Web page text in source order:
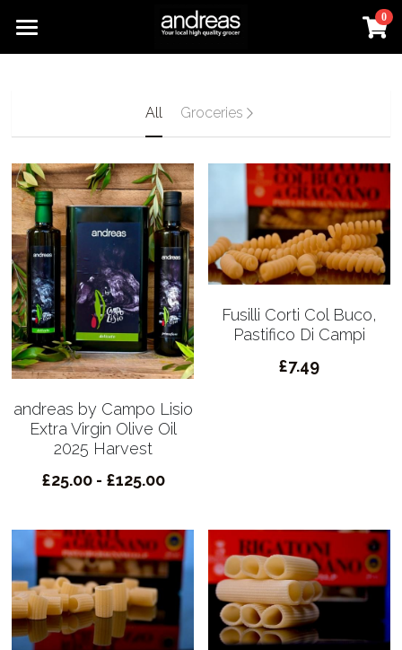
0
Home
Groceries
Olive Oil
Tomatoes
Pasta, Pulses
All Groceries
andreas by Campo Lisio
Extra Virgin Olive Oil
2025 Harvest
£25.00 - £125.00
Fusilli Corti Col Buco,
Pastifico Di Campi
£7.49
×
STORE CATEGORIES